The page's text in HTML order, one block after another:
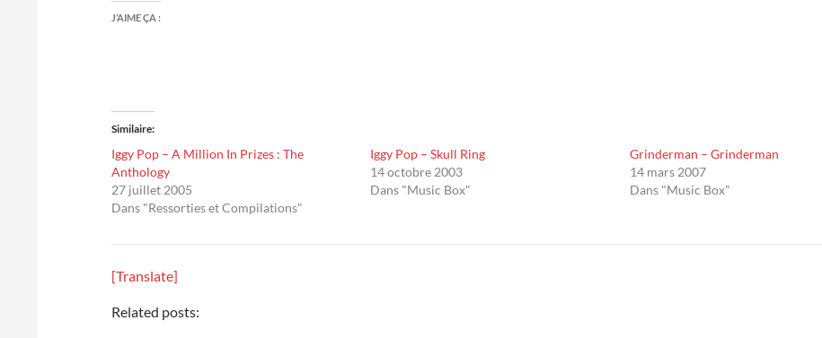
J’AIME ÇA :
Similaire
Iggy Pop – A Million In Prizes : The
Anthology
27 juillet 2005
Dans "Ressorties et Compilations"
Iggy Pop – Skull Ring
14 octobre 2003
Dans "Music Box"
Grinderman – Grinderman
14 mars 2007
Dans "Music Box"
[Translate]
Related posts: